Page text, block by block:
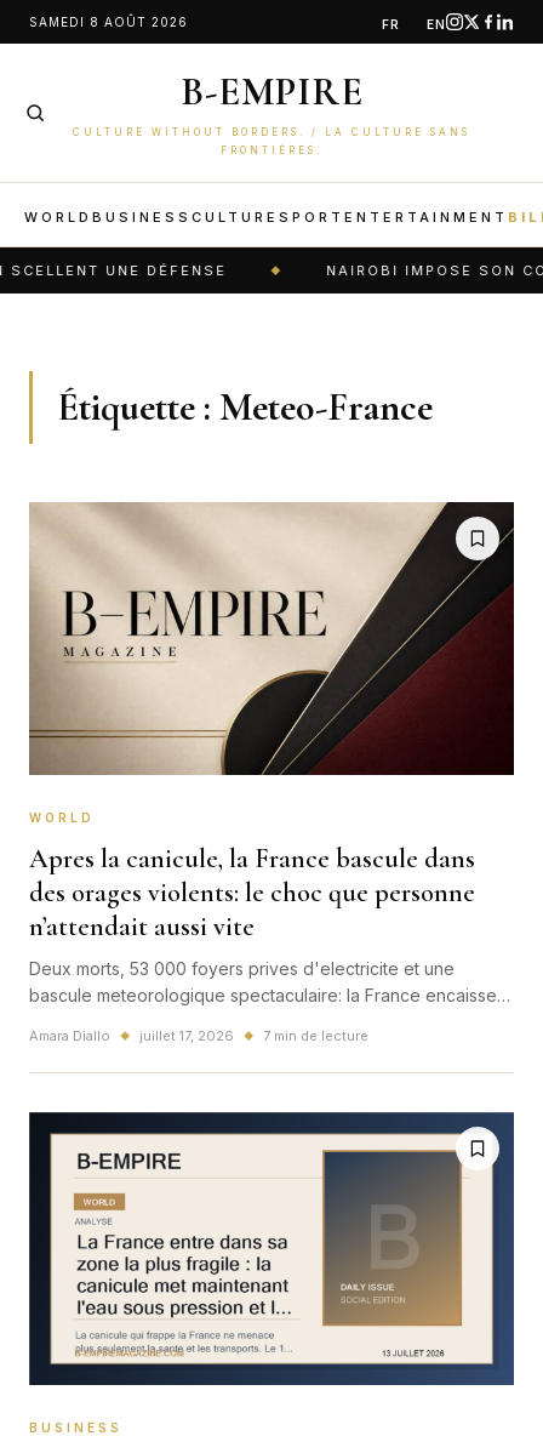
AllerSAMEDI 8 AOÛT 2026 FR EN
B-EMPIRE
CULTURE WITHOUT BORDERS. / LA CULTURE SANS
FRONTIÈRES.
WORLD BUSINESS CULTURE SPORT ENTERTAINMENT
UNE DÉFENSE NAIROBI IMPOSE SON CODE :
Étiquette : Meteo-France
WORLD
Apres la canicule, la France bascule dans
des orages violents: le choc que personne
n’attendait aussi vite
Deux morts, 53 000 foyers prives d'electricite et une
bascule meteorologique spectaculaire: la France encaisse
tres fort, avec un signal europeen et mondial sur les
extremes climatiques.
Amara Diallo ◆ juillet 17, 2026 ◆ 7 min de lecture
BUSINESS